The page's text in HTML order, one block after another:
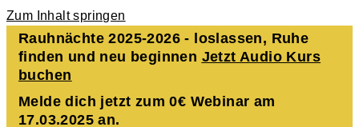
Zum Inhalt springen
Rauhnächte 2025-2026 - loslassen, Ruhe
finden und neu beginnen Jetzt Audio Kurs
buchen
Melde dich jetzt zum 0€ Webinar am
17.03.2025 an.